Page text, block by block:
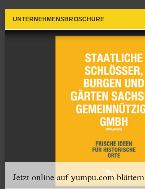
UNTERNEHMENSBROSCHÜRE
Jetzt online auf yumpu.com blättern